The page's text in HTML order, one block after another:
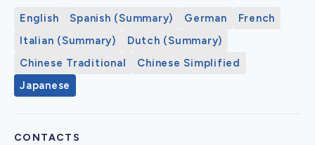
English Spanish (Summary) German
French
Italian (Summary)
Dutch (Summary)
Chinese Traditional
Chinese Simplified
Japanese
CONTACTS